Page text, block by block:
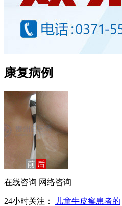
康复病例
在线咨询 网络咨询
24小时关注： 儿童牛皮癣患者的